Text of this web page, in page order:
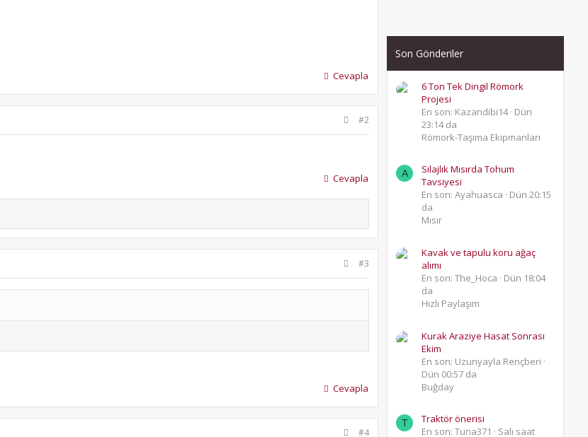
Cevapla
#2
Cevapla
#3
Cevapla
#4
Son Gönderiler
6 Ton Tek Dingil Römork
Projesi
En son: Kazandibi14 Dün
23:14 da
Römork-Taşıma Ekipmanları
A
Silajlık Mısırda Tohum
Tavsiyesi
En son: Ayahuasca
Dün 20:15
da
Mısır
Kavak ve tapulu koru ağaç
alımı
En son: The_Hoca
Dün 18:04
da
Hızlı Paylaşım
Kurak Araziye Hasat Sonrası
Ekim
En son: Uzunyayla Rençberi
Dün 00:57 da
Buğday
T
Traktör önerisi
En son: Tuna371
Salı saat